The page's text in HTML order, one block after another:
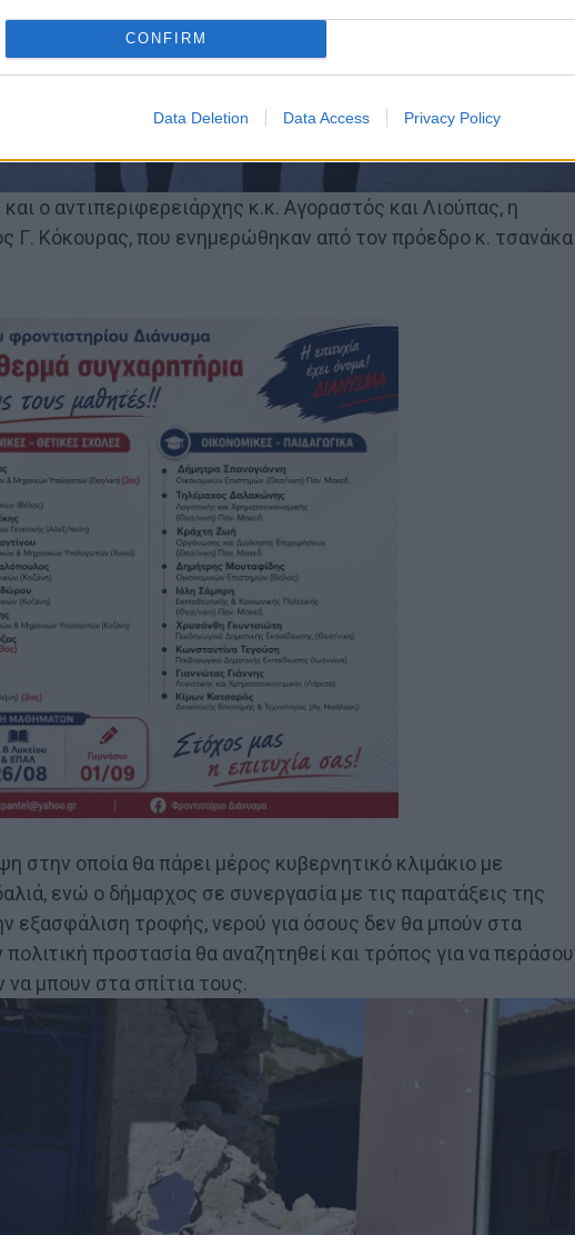
CONFIRM
Data Deletion Data Access Privacy Policy
ο αντιπεριφερειάρχης κ.κ. Αγοραστός και Λιούπας, η
Γ. Κόκουρας, που ενημερώθηκαν από τον πρόεδρο κ. τσανάκα
στην οποία θα πάρει μέρος κυβερνητικό κλιμάκιο με
ενώ ο δήμαρχος σε συνεργασία με τις παρατάξεις της
εξασφάλιση τροφής, νερού για όσους δεν θα μπούν στα
προστασία θα αναζητηθεί και τρόπος για να
μπουν στα σπίτια τους.